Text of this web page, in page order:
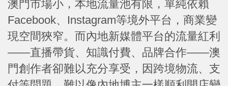
澳門市場小，本地流量池有限，單純依賴
Facebook、Instagram等境外平台，商業變
現空間狹窄。而內地新媒體平台的流量紅利
——直播帶貨、知識付費、品牌合作——澳
門創作者卻難以充分享受，因跨境物流、支